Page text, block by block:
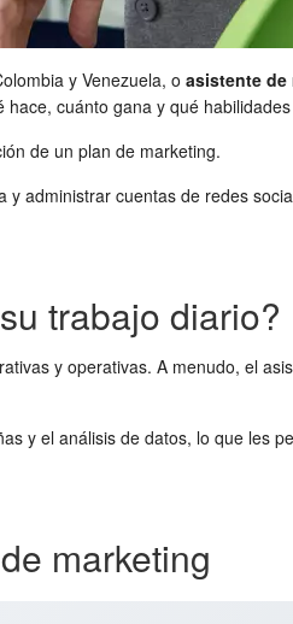
y Venezuela, o asistente de
cuánto gana y qué
de un plan de marketing.
administrar cuentas de redes
trabajo diario?
y operativas. A menudo, el
y el análisis de datos, lo que les
marketing